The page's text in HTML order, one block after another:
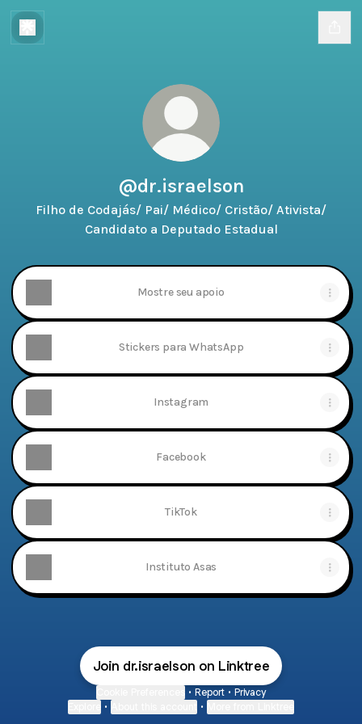
@dr.israelson
Filho de Codajás/ Pai/ Médico/ Cristão/ Ativista/
Candidato a Deputado Estadual
Mostre seu apoio
Stickers para WhatsApp
Instagram
Facebook
TikTok
Instituto Asas
Join dr.israelson on Linktree
• Report • Privacy
• •